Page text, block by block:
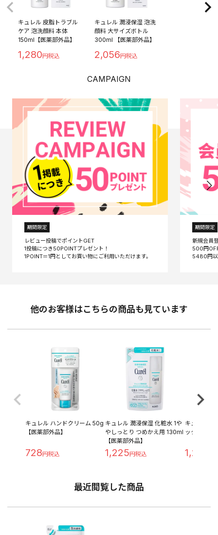
キュレル 皮脂トラブル
ケア 泡洗顔料 本体
150ml【医薬部外品】
1,280
キュレル 潤浸保湿 泡洗
顔料 大サイズボトル
300ml 【医薬部外品】
2,056
CAMPAIGN
期間限定
レビュー投稿でポイントGET
1投稿につき50POINTプレゼント！
期間限定
新規会員
500円
他のお客様はこちらの商品も見ています
キュレル ハンドクリーム 50g
【医薬部外品】
728
キュレル 潤浸保湿 化粧水 1や
やしっとり つめかえ用 130ml
【医薬部外品】
1,225
キュレル モ
ック 200g
1,213
最近閲覧した商品